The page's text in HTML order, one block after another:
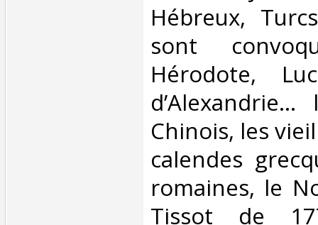
Hébreux,
sont
Hérodote,
Chinois, les
calendes
romaines, le
Tissot de